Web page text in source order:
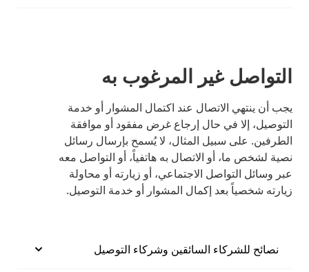
التواصل غير المرغوب به
يجب أن ينتهي الاتصال عند اكتمال المشوار أو خدمة
التوصيل، إلا في حال إرجاع غرض مفقود أو موافقة
الطرفين. على سبيل المثال، لا يُسمح بإرسال رسائل
نصية لشخص ما، أو الاتصال به هاتفياً، أو التواصل معه
عبر وسائل التواصل الاجتماعي، أو زيارته أو محاولة
زيارته شخصياً بعد إكمال المشوار أو خدمة التوصيل.
نصائح للشركاء السائقين وشركاء التوصيل